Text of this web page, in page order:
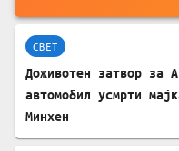
СВЕТ
Доживотен затвор за
автомобил усмрти
Минхен